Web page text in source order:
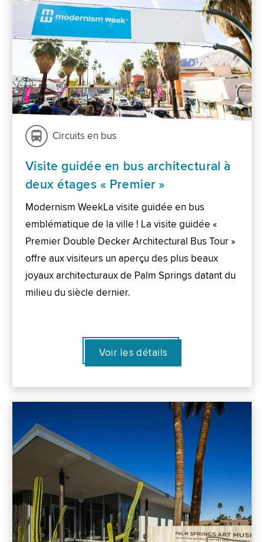
Circuits en bus
Visite guidée en bus architectural à
deux étages « Premier »
Modernism WeekLa visite guidée en bus
emblématique de la ville ! La visite guidée «
Premier Double Decker Architectural Bus Tour »
offre aux visiteurs un aperçu des plus beaux
joyaux architecturaux de Palm Springs datant du
milieu du siècle dernier.
Voir les détails